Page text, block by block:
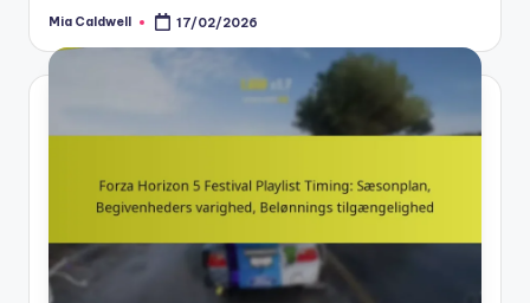
Posted
Mia Caldwell 17/02/2026